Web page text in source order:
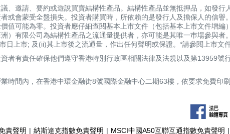
、邀請、要約或遊說買賣結構性產品。結構性產品並無抵押品，如發
或會蒙受全盤損失。投資者購買時，所依賴的是發行人及擔保人的信
值可能為零。投資者應仔細查閱基本上市文件（包括基本上市文件增
）有限公司為結構性產品之流通量提供者，亦可能是其唯一巿場參與
上市; 及(ii)其上市後之流通量，作出任何聲明或保證。*請參閱上市文
者有責任確保他們遵守香港特別行政區相關法律及法規以及第13959號
時間內，在香港中環金融街8號國際金融中心二期63樓，依要求免費印
責聲明 | 納斯達克指數免責聲明 | MSCI中國A50互聯互通指數免責聲明 |